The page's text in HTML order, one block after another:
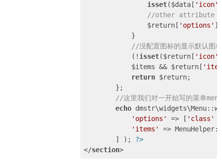
isset($data[ 'icon'
//other attribute
	        $return[
'options' ]
//没配置图标的显示默认图
	    (!
isset($return[ 'icon'
	    $items && $return[
return $return;
//这里我们对一开始写的菜单
echo
'options'
=> [ 'class'
'items'
=>
	] );
?>
</section>